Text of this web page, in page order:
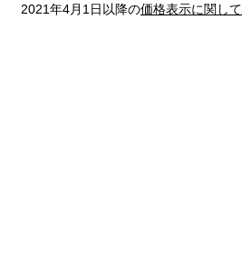
2021年4月1日以降の価格表示に関して